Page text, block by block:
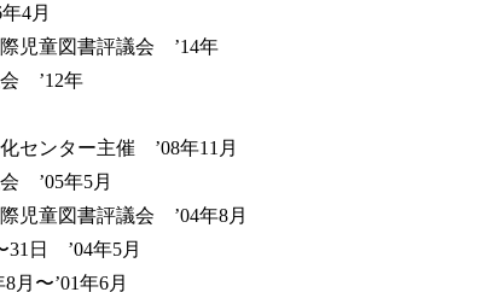
4月
児童図書評議会 ’14年
’12年
センター主催 ’08年11月
’05年5月
児童図書評議会 ’04年8月
日 ’04年5月
〜’01年6月